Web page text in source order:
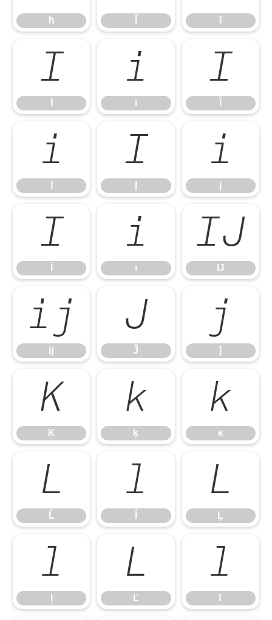
ħ ĩ
Ī ī
ī
Ĭ
ĭ
ĭ
Į į
į
İ ı
ı
Ĳ
Ĳ
ĳ
ĳ
Ĵ
Ĵ
ĵ
ĵ
Ķ
Ķ
ķ
ķ
ĸ
ĸ
Ĺ
Ĺ
ĺ Ļ
Ļ
ļ Ľ
Ľ
ľ
ľ